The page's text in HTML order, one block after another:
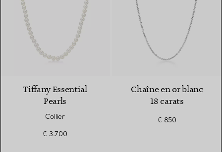
2 Couleurs
Tiffany Essential
Pearls
Collier
€ 3.700
Chaîne en or blanc
18 carats
€ 850